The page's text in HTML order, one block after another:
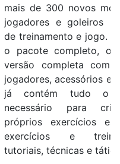
mais de 300 novos
jogadores e goleiros
de treinamento e jogo.
o pacote completo,
versão completa com
jogadores, acessórios e
já contém tudo o
necessário para
próprios exercícios
exercícios e
tutoriais, técnicas e